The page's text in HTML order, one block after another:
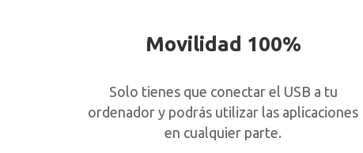
Movilidad 100%
Solo tienes que conectar el USB a tu
ordenador y podrás utilizar las aplicaciones
en cualquier parte.